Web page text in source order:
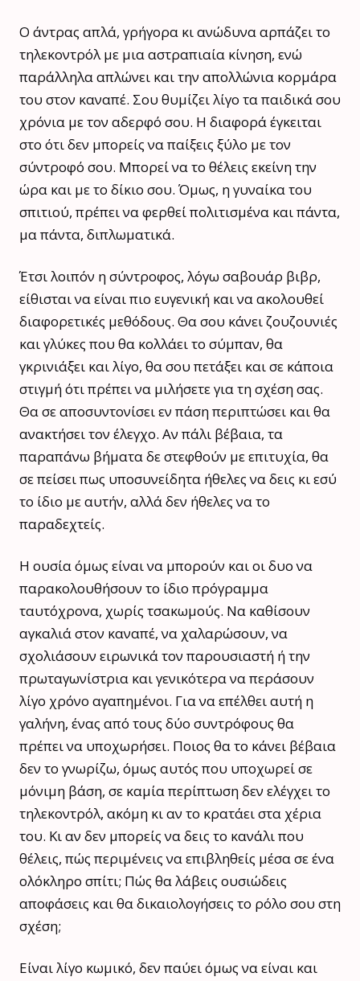
Ο άντρας απλά, γρήγορα κι ανώδυνα αρπάζει το
τηλεκοντρόλ με μια αστραπιαία κίνηση, ενώ
παράλληλα απλώνει και την απολλώνια κορμάρα
του στον καναπέ. Σου θυμίζει λίγο τα παιδικά σου
χρόνια με τον αδερφό σου. Η διαφορά έγκειται
στο ότι δεν μπορείς να παίξεις ξύλο με τον
σύντροφό σου. Μπορεί να το θέλεις εκείνη την
ώρα και με το δίκιο σου. Όμως, η γυναίκα του
σπιτιού, πρέπει να φερθεί πολιτισμένα και πάντα,
μα πάντα, διπλωματικά.
Έτσι λοιπόν η σύντροφος, λόγω σαβουάρ βιβρ,
είθισται να είναι πιο ευγενική και να ακολουθεί
διαφορετικές μεθόδους. Θα σου κάνει ζουζουνιές
και γλύκες που θα κολλάει το σύμπαν, θα
γκρινιάξει και λίγο, θα σου πετάξει και σε κάποια
στιγμή ότι πρέπει να μιλήσετε για τη σχέση σας.
Θα σε αποσυντονίσει εν πάση περιπτώσει και θα
ανακτήσει τον έλεγχο. Αν πάλι βέβαια, τα
παραπάνω βήματα δε στεφθούν με επιτυχία, θα
σε πείσει πως υποσυνείδητα ήθελες να δεις κι εσύ
το ίδιο με αυτήν, αλλά δεν ήθελες να το
παραδεχτείς.
Η ουσία όμως είναι να μπορούν και οι δυο να
παρακολουθήσουν το ίδιο πρόγραμμα
ταυτόχρονα, χωρίς τσακωμούς. Να καθίσουν
αγκαλιά στον καναπέ, να χαλαρώσουν, να
σχολιάσουν ειρωνικά τον παρουσιαστή ή την
πρωταγωνίστρια και γενικότερα να περάσουν
λίγο χρόνο αγαπημένοι. Για να επέλθει αυτή η
γαλήνη, ένας από τους δύο συντρόφους θα
πρέπει να υποχωρήσει. Ποιος θα το κάνει βέβαια
δεν το γνωρίζω, όμως αυτός που υποχωρεί σε
μόνιμη βάση, σε καμία περίπτωση δεν ελέγχει το
τηλεκοντρόλ, ακόμη κι αν το κρατάει στα χέρια
του. Κι αν δεν μπορείς να δεις το κανάλι που
θέλεις, πώς περιμένεις να επιβληθείς μέσα σε ένα
ολόκληρο σπίτι; Πώς θα λάβεις ουσιώδεις
αποφάσεις και θα δικαιολογήσεις το ρόλο σου στη
σχέση;
Είναι λίγο κωμικό, δεν παύει όμως να είναι και